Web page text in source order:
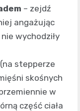
– zejdź
angażując
wychodziły
(na stepperze
skośnych
w
część ciała